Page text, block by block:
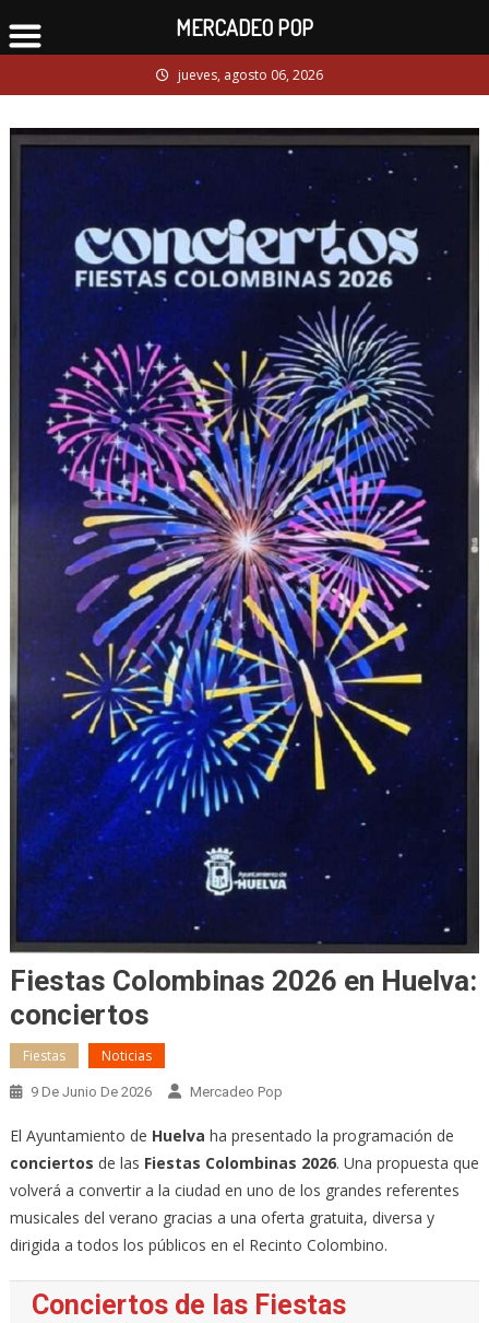
to
jueves, agosto 06, 2026
Fiestas Colombinas 2026 en Huelva:
conciertos
Fiestas Noticias
9 De Junio De 2026 Mercadeo Pop
El Ayuntamiento de Huelva ha presentado la programación de
conciertos de las Fiestas Colombinas 2026. Una propuesta que
volverá a convertir a la ciudad en uno de los grandes referentes
musicales del verano gracias a una oferta gratuita, diversa y
dirigida a todos los públicos en el Recinto Colombino.
Conciertos de las Fiestas
MERCADEO POP